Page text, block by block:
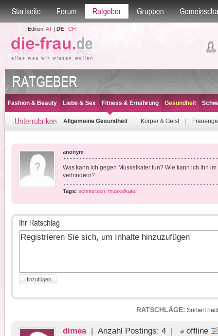
Startseite Forum Ratgeber Gruppen
Edition: AT| DE| CH
RATGEBER
Fashion & Beauty Liebe & Sex Fitness & Ernährung Gesundheit
Unterrubriken Allgemeine Gesundheit Körper & Geist|
anonym
Was kann ich gegen Muskelkater tun? Wie kann ich ihn
verhindern?
Tags: schmerzen, muskelkater
Ihr Ratschlag
RATSCHLÄGE: Sortiert
dimea| Anzahl Postings: 4 | offline